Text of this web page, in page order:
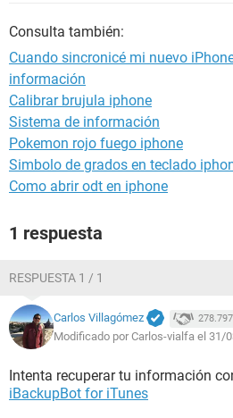
Consulta también:
Cuando sincronicé mi nuevo
información
Calibrar brujula iphone
Sistema de información
Pokemon rojo fuego iphone
Simbolo de grados en teclado
Como abrir odt en iphone
1 respuesta
RESPUESTA 1 / 1
Carlos Villagómez 278.797
Modificado por Carlos-vialfa el 31/
Intenta recuperar tu información
iBackupBot for iTunes